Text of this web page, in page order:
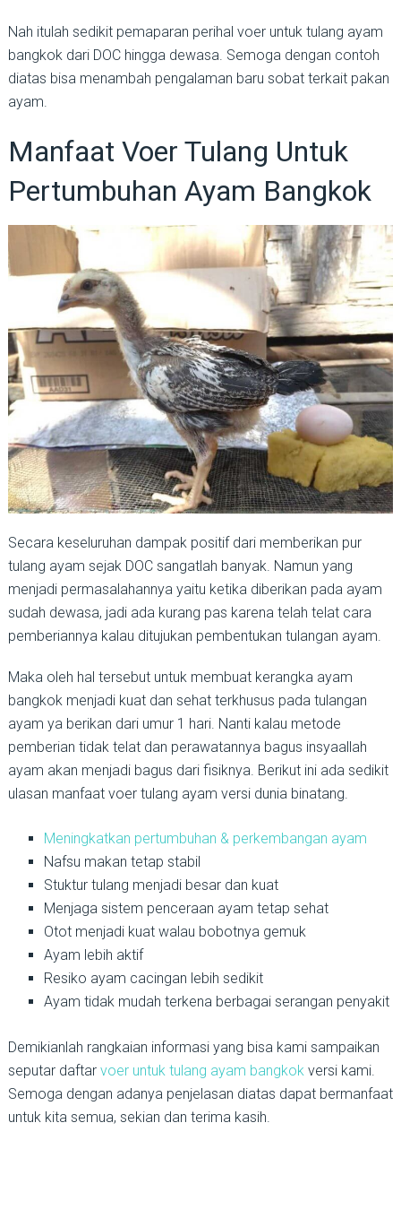
Nah itulah sedikit pemaparan perihal voer untuk tulang ayam
bangkok dari DOC hingga dewasa. Semoga dengan contoh
diatas bisa menambah pengalaman baru sobat terkait pakan
ayam.
Manfaat Voer Tulang Untuk
Pertumbuhan Ayam Bangkok
Secara keseluruhan dampak positif dari memberikan pur
tulang ayam sejak DOC sangatlah banyak. Namun yang
menjadi permasalahannya yaitu ketika diberikan pada ayam
sudah dewasa, jadi ada kurang pas karena telah telat cara
pemberiannya kalau ditujukan pembentukan tulangan ayam.
Maka oleh hal tersebut untuk membuat kerangka ayam
bangkok menjadi kuat dan sehat terkhusus pada tulangan
ayam ya berikan dari umur 1 hari. Nanti kalau metode
pemberian tidak telat dan perawatannya bagus insyaallah
ayam akan menjadi bagus dari fisiknya. Berikut ini ada sedikit
ulasan manfaat voer tulang ayam versi dunia binatang.
Meningkatkan pertumbuhan & perkembangan ayam
Nafsu makan tetap stabil
Stuktur tulang menjadi besar dan kuat
Menjaga sistem penceraan ayam tetap sehat
Otot menjadi kuat walau bobotnya gemuk
Ayam lebih aktif
Resiko ayam cacingan lebih sedikit
Ayam tidak mudah terkena berbagai serangan penyakit
Demikianlah rangkaian informasi yang bisa kami sampaikan
seputar daftar voer untuk tulang ayam bangkokversi kami.
Semoga dengan adanya penjelasan diatas dapat bermanfaat
untuk kita semua, sekian dan terima kasih.